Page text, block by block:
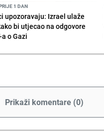
1 DAN
upozoravaju: Izrael ulaže
bi utjecao na odgovore
o Gazi
Prikaži komentare (0)